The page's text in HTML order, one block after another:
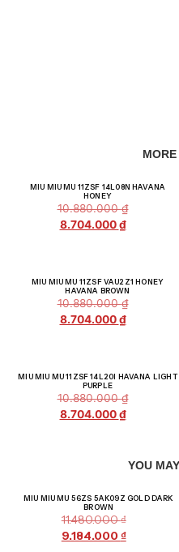
MIU MIU MU 11ZSF 14L08N HAVANA
HONEY
10.880.000₫
8.704.000₫
MIU MIU MU 11ZSF VAU2Z1 HONEY
HAVANA BROWN
10.880.000₫
8.704.000₫
MIU MIU MU 11ZSF 14L20I HAVANA LIGHT
PURPLE
10.880.000₫
8.704.000₫
YOU
MIU MIU MU 56ZS 5AK09Z GOLD DARK
BROWN
11.480.000₫
9.184.000 ₫